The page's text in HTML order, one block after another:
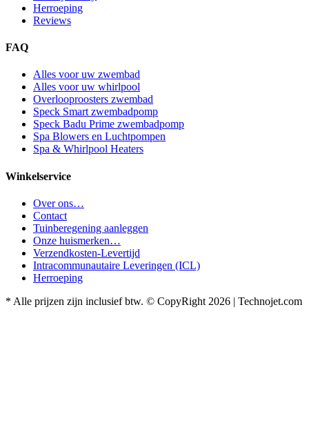
Herroeping
Reviews
FAQ
Alles voor uw zwembad
Alles voor uw whirlpool
Overlooproosters zwembad
Speck Smart zwembadpomp
Speck Badu Prime zwembadpomp
Spa Blowers en Luchtpompen
Spa & Whirlpool Heaters
Winkelservice
Over ons…
Contact
Tuinberegening aanleggen
Onze huismerken…
Verzendkosten-Levertijd
Intracommunautaire Leveringen (ICL)
Herroeping
* Alle prijzen zijn inclusief btw. © CopyRight 2026 | Technojet.com